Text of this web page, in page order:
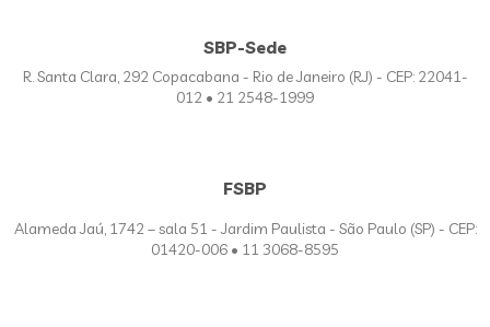
SBP-Sede
R. Santa Clara, 292 Copacabana - Rio de Janeiro (RJ) - CEP: 22041-
012 • 21 2548-1999
FSBP
Alameda Jaú, 1742 – sala 51 - Jardim Paulista - São Paulo (SP) - CEP:
01420-006 • 11 3068-8595